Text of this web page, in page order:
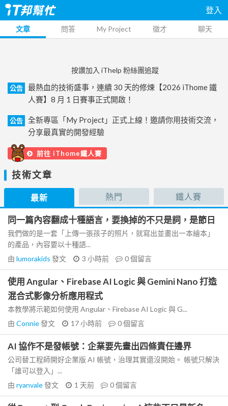
登入
文章 問答 My Project 徵才 聊天
按讚加入 iThelp 粉絲團追蹤
公告
最熱血的技術盛事，連續 30 天的修煉【2026 iThome 鐵
人賽】8 月 1 日賽事正式開啟！
公告
全新專區「My Project」正式上線！邀請你用技術交流，
分享最真實的開發經驗
前往 iThome鐵人賽
技術文章
最新 熱門 鐵人賽
同一篇內容翻成十種語言，要換掉的不只是詞，是節日
我們做的是一套「上傳一張孩子的照片，就寫出並畫出一本繪本」
的產品，內容要以十種語...
由 lumorakids 發文 3 小時前 0個留言
使用 Angular、Firebase AI Logic 與 Gemini Nano 打造
混合式影像分析應用程式
本教學將示範如何使用 Angular、Firebase AI Logic 與 G...
由 Connie發文 17 小時前 0個留言
AI 協作不是發帳號：企業要先畫出四條責任邊界
公司替工程師開好企業版 AI 帳號，治理其實還沒開始。 帳號只解決
「誰可以登入」...
由 ryanvale發文 1 天前 0個留言